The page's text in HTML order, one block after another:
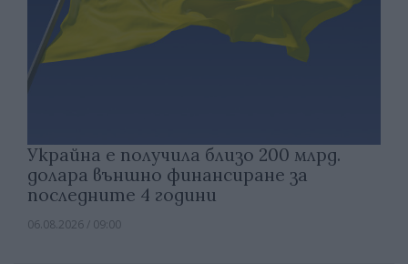
Украйна е получила близо 200 млрд.
долара външно финансиране за
последните 4 години
06.08.2026 / 09:00